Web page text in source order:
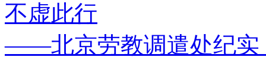
不虚此行
——北京劳教调遣处纪实